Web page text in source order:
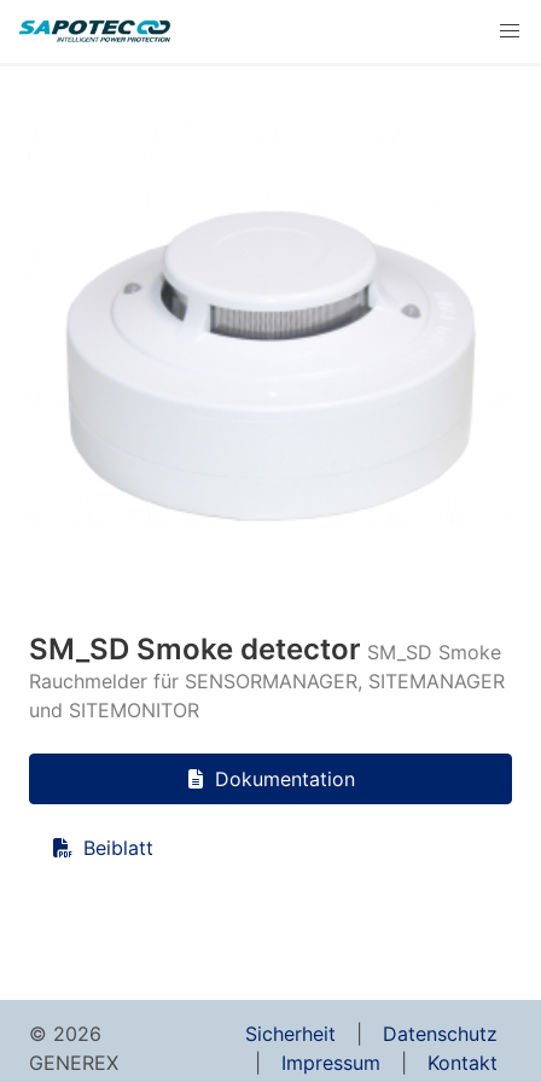
SM_SD Smoke detector SM_SD Smoke
Rauchmelder für SENSORMANAGER, SITEMANAGER
und SITEMONITOR
Dokumentation
Beiblatt
© 2026
GENEREX
Sicherheit
Datenschutz
Impressum
Kontakt